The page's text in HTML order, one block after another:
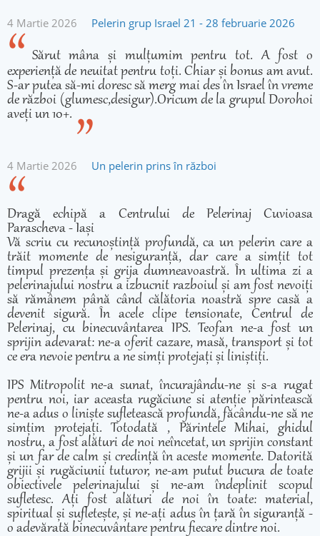
4 Martie 2026 Pelerin grup Israel 21 - 28 februarie 2026
Sărut mâna și mulțumim pentru tot. A fost o
experiență de neuitat pentru toți. Chiar și bonus am avut.
S-ar putea să-mi doresc să merg mai des în Israel în vreme
de război (glumesc,desigur).Oricum de la grupul Dorohoi
aveți un 10+.
4 Martie 2026 Un pelerin prins în război
Dragă echipă a Centrului de Pelerinaj Cuvioasa
Parascheva - Iași
Vă scriu cu recunoștință profundă, ca un pelerin care a
trăit momente de nesiguranță, dar care a simțit tot
timpul prezența și grija dumneavoastră. În ultima zi a
pelerinajului nostru a izbucnit razboiul și am fost nevoiți
să rămânem până când călătoria noastră spre casă a
devenit sigură. În acele clipe tensionate, Centrul de
Pelerinaj, cu binecuvântarea IPS. Teofan ne-a fost un
sprijin adevarat: ne-a oferit cazare, masă, transport și tot
ce era nevoie pentru a ne simți protejați și liniștiți.
IPS Mitropolit ne-a sunat, încurajându-ne și s-a rugat
pentru noi, iar aceasta rugăciune si atenție părintească
ne-a adus o liniște sufletească profundă, făcându-ne să ne
simțim protejați. Totodată , Părintele Mihai, ghidul
nostru, a fost alături de noi neîncetat, un sprijin constant
și un far de calm și credință în aceste momente. Datorită
grijii și rugăciunii tuturor, ne-am putut bucura de toate
obiectivele pelerinajului și ne-am îndeplinit scopul
sufletesc. Ați fost alături de noi în toate: material,
spiritual și sufletește, și ne-ați adus în țară în siguranță -
o adevărată binecuvântare pentru fiecare dintre noi.